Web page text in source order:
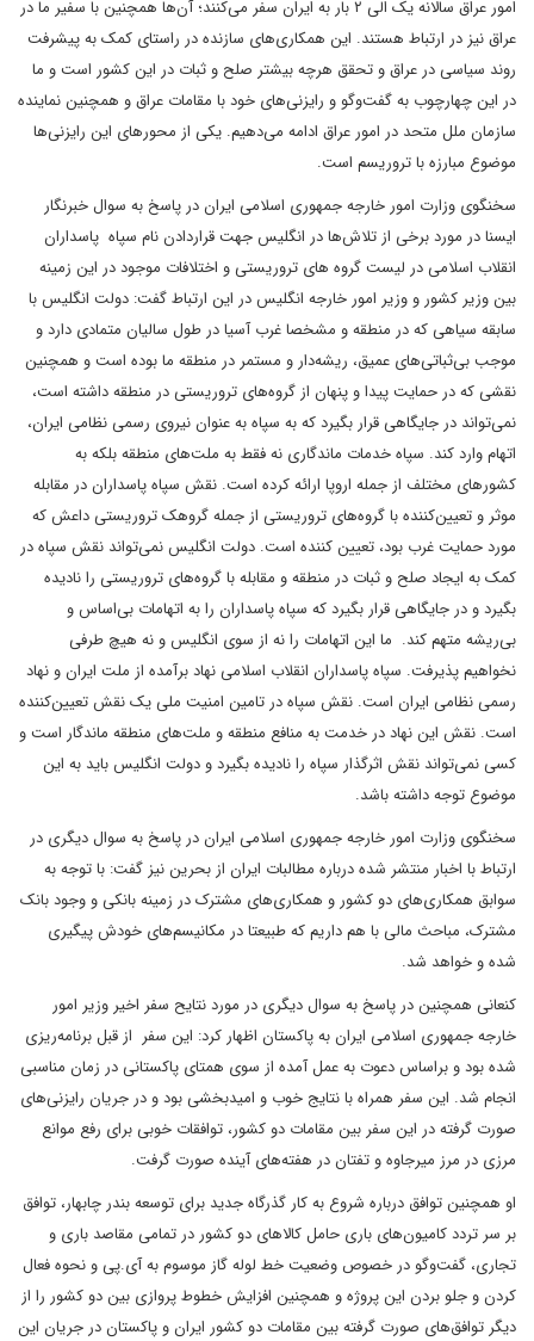
امور عراق سالانه یک الی ۲ بار به ایران سفر می‌کنند؛ آن‌ها همچنین با سفیر ما در
عراق نیز در ارتباط هستند. این همکاری‌های سازنده در راستای کمک به پیشرفت
روند سیاسی در عراق و تحقق هرچه بیشتر صلح و ثبات در این کشور است و ما
در این چهارچوب به گفت‌وگو و رایزنی‌های خود با مقامات عراق و همچنین نماینده
سازمان ملل متحد در امور عراق ادامه می‌دهیم. یکی از محورهای این رایزنی‌ها
موضوع مبارزه با تروریسم است.
سخنگوی وزارت امور خارجه جمهوری اسلامی ایران در پاسخ به سوال خبرنگار
ایسنا در مورد برخی از تلاش‌ها در انگلیس جهت قراردادن نام سپاه پاسداران
انقلاب اسلامی در لیست گروه های تروریستی و اختلافات موجود در این زمینه
بین وزیر کشور و وزیر امور خارجه انگلیس در این ارتباط گفت: دولت انگلیس با
سابقه سیاهی که در منطقه و مشخصا غرب آسیا در طول سالیان متمادی دارد و
موجب بی‌ثباتی‌های عمیق، ریشه‌دار و مستمر در منطقه ما بوده است و همچنین
نقشی که در حمایت پیدا و پنهان از گروه‌های تروریستی در منطقه داشته است،
نمی‌تواند در جایگاهی قرار بگیرد که به سپاه به عنوان نیروی رسمی نظامی ایران،
اتهام وارد کند. سپاه خدمات ماندگاری نه فقط به ملت‌های منطقه بلکه به
کشورهای مختلف از جمله اروپا ارائه کرده است. نقش سپاه پاسداران در مقابله
موثر و تعیین‌کننده با گروه‌های تروریستی از جمله گروهک تروریستی داعش که
مورد حمایت غرب بود، تعیین کننده است. دولت انگلیس نمی‌تواند نقش سپاه در
کمک به ایجاد صلح و ثبات در منطقه و مقابله با گروه‌های تروریستی را نادیده
بگیرد و در جایگاهی قرار بگیرد که سپاه پاسداران را به اتهامات بی‌اساس و
بی‌ریشه متهم کند. ما این اتهامات را نه از سوی انگلیس و نه هیچ طرفی
نخواهیم پذیرفت. سپاه پاسداران انقلاب اسلامی نهاد برآمده از ملت ایران و نهاد
رسمی نظامی ایران است. نقش سپاه در تامین امنیت ملی یک نقش تعیین‌کننده
است. نقش این نهاد در خدمت به منافع منطقه و ملت‌های منطقه ماندگار است و
کسی نمی‌تواند نقش اثرگذار سپاه را نادیده بگیرد و دولت انگلیس باید به این
موضوع توجه داشته باشد.
سخنگوی وزارت امور خارجه جمهوری اسلامی ایران در پاسخ به سوال دیگری در
ارتباط با اخبار منتشر شده درباره مطالبات ایران از بحرین نیز گفت: با توجه به
سوابق همکاری‌های دو کشور و همکاری‌های مشترک در زمینه بانکی و وجود بانک
مشترک، مباحث مالی با هم داریم که طبیعتا در مکانیسم‌های خودش پیگیری
شده و خواهد شد.
کنعانی همچنین در پاسخ به سوال دیگری در مورد نتایح سفر اخیر وزیر امور
خارجه جمهوری اسلامی ایران به پاکستان اظهار کرد: این سفر از قبل برنامه‌ریزی
شده بود و براساس دعوت به عمل آمده از سوی همتای پاکستانی در زمان مناسبی
انجام شد. این سفر همراه با نتایج خوب و امیدبخشی بود و در جریان رایزنی‌های
صورت گرفته در این سفر بین مقامات دو کشور، توافقات خوبی برای رفع موانع
مرزی در مرز میرجاوه و تفتان در هفته‌های آینده صورت گرفت.
او همچنین توافق درباره شروع به کار گذرگاه جدید برای توسعه بندر چابهار، توافق
بر سر تردد کامیون‌های باری حامل کالاهای دو کشور در تمامی مقاصد باری و
تجاری، گفت‌وگو در خصوص وضعیت خط لوله گاز موسوم به آی.پی و نحوه فعال
کردن و جلو بردن این پروژه و همچنین افزایش خطوط پروازی بین دو کشور را از
دیگر توافق‌های صورت گرفته بین مقامات دو کشور ایران و پاکستان در جریان این